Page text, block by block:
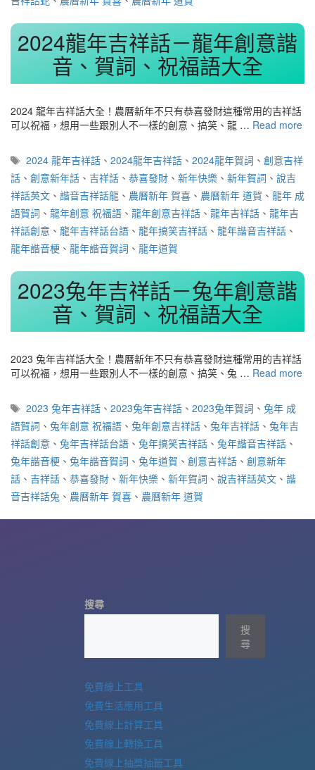
2024龍年吉祥話－龍年創意諧
音、賀詞、祝福語大全
2024 龍年吉祥話大全！農曆新年不只有恭喜發財這種常用的吉祥話
可以祝福，想用一些跟別人不一樣的創意、搞笑、龍 … Read more
標
籤
2024 龍年吉祥話 、2024龍年吉祥話 、2024龍年賀詞 、創意吉祥
話 、 創意新年話 、 吉祥話 、 恭喜發財 、 新年快樂 、 新年賀詞 、 說吉
祥話英文 、 諧音吉祥話龍 、 農曆新年 賀喜 、 農曆新年 道賀 、 龍年 成
語賀詞 、 龍年創意 祝福語 、 龍年創意吉祥話 、 龍年吉祥話 、 龍年吉
祥話創意 、 龍年吉祥話台語 、 龍年搞笑吉祥話 、 龍年諧音吉祥話 、
龍年諧音梗 、 龍年諧音賀詞 、 龍年道賀
2023兔年吉祥話－兔年創意諧
音、賀詞、祝福語大全
2023 兔年吉祥話大全！農曆新年不只有恭喜發財這種常用的吉祥話
可以祝福，想用一些跟別人不一樣的創意、搞笑、兔 … Read more
標
籤
2023 兔年吉祥話 、2023兔年吉祥話 、2023兔年賀詞 、兔年 成
語賀詞 、 兔年創意 祝福語 、 兔年創意吉祥話 、 兔年吉祥話 、 兔年吉
祥話創意 、 兔年吉祥話台語 、 兔年搞笑吉祥話 、 兔年諧音吉祥話 、
兔年諧音梗 、 兔年諧音賀詞 、 兔年道賀 、 創意吉祥話 、 創意新年
話 、 吉祥話 、 恭喜發財 、 新年快樂 、 新年賀詞 、 說吉祥話英文 、 諧
音吉祥話兔 、 農曆新年 賀喜 、 農曆新年 道賀
搜尋
搜
尋
免費線上工具
免費生活應用工具
免費線上計算工具
免費線上轉換工具
免費線上抽獎抽籤工具